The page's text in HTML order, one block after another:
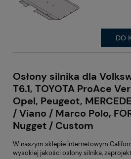
DO
Osłony silnika dla
T6.1, TOYOTA ProAce
Opel, Peugeot,
/ Viano / Marco Polo,
Nugget / Custom
W naszym sklepie internetowym
wysokiej jakości osłony silnika,